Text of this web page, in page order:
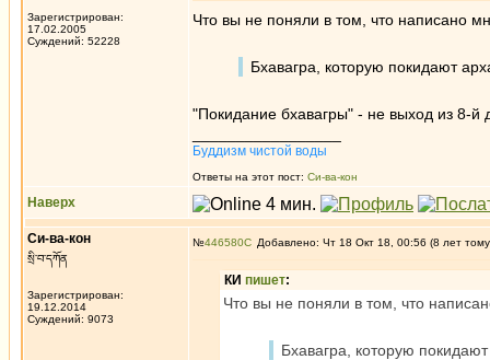
Зарегистрирован:
17.02.2005
Суждений: 52228
Что вы не поняли в том, что написано
Бхавагра, которую покидают
"Покидание бхавагры" - не выход из 8-й
Буддизм чистой воды
Ответы на этот пост: Си-ва-кон
Наверх
Си-ва-кон
སྲི་བ་དཀོན
Зарегистрирован:
19.12.2014
Суждений: 9073
№446580 Добавлено: Чт 18 Окт 18, 00:56 (8 лет
КИ пишет:
Что вы не поняли в том, что
Бхавагра, которую